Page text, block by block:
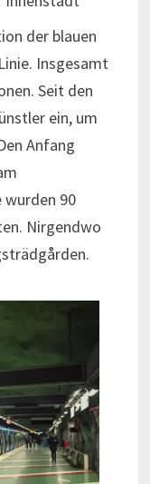
der blauen
Insgesamt
Seit den
ein, um
Anfang
90
Nirgendwo